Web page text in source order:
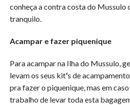
conheça a contra costa do Mussulo
tranquilo.
Acampar e fazer piquenique
Para acampar na Ilha do Mussulo,
levam os seus kit‘s de
pra fazer o piquenique, mas em
trabalho de levar toda esta